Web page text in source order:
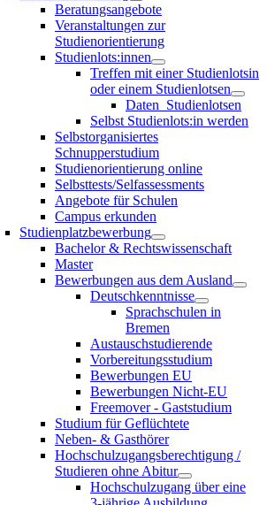
Beratungsangebote
Veranstaltungen zur
Studienorientierung
Studienlots:innen
Treffen mit einer Studienlotsin
oder einem Studienlotsen
Daten_Studienlotsen
Selbst Studienlots:in werden
Selbstorganisiertes
Schnupperstudium
Studienorientierung online
Selbsttests/Selfassessments
Angebote für Schulen
Campus erkunden
Studienplatzbewerbung
Bachelor & Rechtswissenschaft
Master
Bewerbungen aus dem Ausland
Deutschkenntnisse
Sprachschulen in
Bremen
Austauschstudierende
Vorbereitungsstudium
Bewerbungen EU
Bewerbungen Nicht-EU
Freemover - Gaststudium
Studium für Geflüchtete
Neben- & Gasthörer
Hochschulzugangsberechtigung /
Studieren ohne Abitur
Hochschulzugang über eine